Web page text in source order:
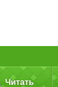
Читать